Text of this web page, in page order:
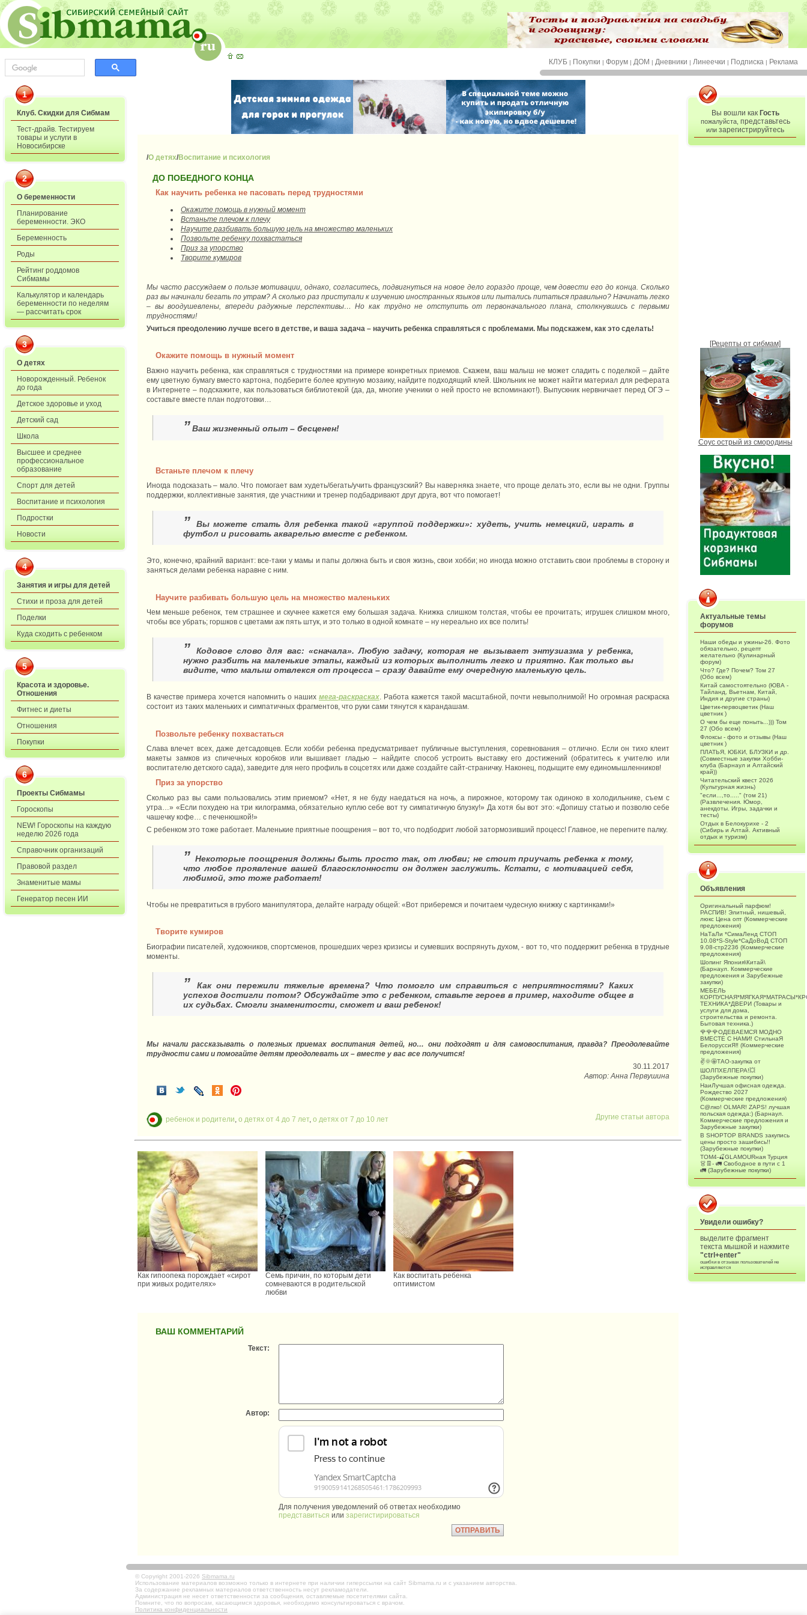
КЛУБ | Покупки | Форум | ДОМ | Дневники | Линеечки | Подписка | Реклама
1
Клуб. Скидки для Сибмам
Тест-драйв. Тестируем
товары и услуги в
Новосибирске
2
О беременности
Планирование
беременности. ЭКО
Беременность
Роды
Рейтинг роддомов
Сибмамы
Калькулятор и календарь
беременности по неделям
— рассчитать срок
3
О детях
Новорожденный. Ребенок
до года
Детское здоровье и уход
Детский сад
Школа
Высшее и среднее
профессиональное
образование
Спорт для детей
Воспитание и психология
Подростки
Новости
4
Занятия и игры для детей
Стихи и проза для детей
Поделки
Куда сходить с ребенком
5
Красота и здоровье.
Отношения
Фитнес и диеты
Отношения
Покупки
6
Проекты Сибмамы
Гороскопы
NEW! Гороскопы на каждую
неделю 2026 года
Справочник организаций
Правовой раздел
Знаменитые мамы
Генератор песен ИИ
/О детях/Воспитание и психология
ДО ПОБЕДНОГО КОНЦА
Как научить ребенка не пасовать перед трудностями
Окажите помощь в нужный момент
Встаньте плечом к плечу
Научите разбивать большую цель на множество маленьких
Позвольте ребенку похвастаться
Приз за упорство
Творите кумиров
Мы часто рассуждаем о пользе мотивации, однако, согласитесь, подвигнуться на новое дело гораздо проще, чем довести его до конца. Сколько
раз вы начинали бегать по утрам? А сколько раз приступали к изучению иностранных языков или пытались питаться правильно? Начинать легко
– вы воодушевлены, впереди радужные перспективы… Но как трудно не отступить от первоначального плана, столкнувшись с первыми
трудностями!
Учиться преодолению лучше всего в детстве, и ваша задача – научить ребенка справляться с проблемами. Мы подскажем, как это сделать!
Окажите помощь в нужный момент
Важно научить ребенка, как справляться с трудностями на примере конкретных приемов. Скажем, ваш малыш не может сладить с поделкой – дайте
ему цветную бумагу вместо картона, подберите более крупную мозаику, найдите подходящий клей. Школьник не может найти материал для реферата
в Интернете – подскажите, как пользоваться библиотекой (да, да, многие ученики о ней просто не вспоминают!). Выпускник нервничает перед ОГЭ –
составьте вместе план подготовки…
”Ваш жизненный опыт – бесценен!
Встаньте плечом к плечу
Иногда подсказать – мало. Что помогает вам худеть/бегать/учить французский? Вы наверняка знаете, что проще делать это, если вы не одни. Группы
поддержки, коллективные занятия, где участники и тренер подбадривают друг друга, вот что помогает!
”
Вы можете стать для ребенка такой «группой поддержки»: худеть, учить немецкий, играть в
футбол и рисовать акварелью вместе с ребенком.
Это, конечно, крайний вариант: все-таки у мамы и папы должна быть и своя жизнь, свои хобби; но иногда можно отставить свои проблемы в сторону и
заняться делами ребенка наравне с ним.
Научите разбивать большую цель на множество маленьких
Чем меньше ребенок, тем страшнее и скучнее кажется ему большая задача. Книжка слишком толстая, чтобы ее прочитать; игрушек слишком много,
чтобы все убрать; горшков с цветами аж пять штук, и это только в одной комнате – ну нереально их все полить!
”Кодовое слово для вас: «сначала». Любую задачу, которая не вызывает энтузиазма у ребенка,
нужно разбить на маленькие этапы, каждый из которых выполнить легко и приятно. Как только вы
видите, что малыш отвлекся от процесса – сразу давайте ему очередную маленькую цель.
В качестве примера хочется напомнить о наших мега-раскрасках. Работа кажется такой масштабной, почти невыполнимой! Но огромная раскраска
состоит из таких маленьких и симпатичных фрагментов, что руки сами тянутся к карандашам.
Позвольте ребенку похвастаться
Слава влечет всех, даже детсадовцев. Если хобби ребенка предусматривает публичные выступления, соревнования – отлично. Если он тихо клеит
макеты замков из спичечных коробков или вышивает гладью – найдите способ устроить выставку его достижений (обратитесь к учителю или
воспитателю детского сада), заведите для него профиль в соцсетях или даже создайте сайт-страничку. Наконец, подыщите ему единомышленников!
Приз за упорство
Сколько раз вы сами пользовались этим приемом? «Нет, я не буду наедаться на ночь, а пирожное, которому так одиноко в холодильнике, съем с
утра…» «Если похудею на три килограмма, обязательно куплю себе вот ту симпатичную блузку!» Да хотя бы вот это: «Допишу статью и позволю себе
чашечку кофе… с печенюшкой!»
С ребенком это тоже работает. Маленькие приятные поощрения – вот то, что подбодрит любой затормозивший процесс! Главное, не перегните палку.
” Некоторые поощрения должны быть просто так, от любви; не стоит приучать ребенка к тому,
что любое проявление вашей благосклонности он должен заслужить. Кстати, с мотивацией себя,
любимой, это тоже работает!
Чтобы не превратиться в грубого манипулятора, делайте награду общей: «Вот приберемся и почитаем чудесную книжку с картинками!»
Творите кумиров
Биографии писателей, художников, спортсменов, прошедших через кризисы и сумевших воспрянуть духом, - вот то, что поддержит ребенка в трудные
моменты.
”
Как они пережили тяжелые времена? Что помогло им справиться с неприятностями? Каких
успехов достигли потом? Обсуждайте это с ребенком, ставьте героев в пример, находите общее в
их судьбах. Смогли знаменитости, сможет и ваш ребенок!
Мы начали рассказывать о полезных приемах воспитания детей, но… они подходят и для самовоспитания, правда? Преодолевайте
трудности сами и помогайте детям преодолевать их – вместе у вас все получится!
30.11.2017
Автор: Анна Первушина
ребенок и родители о детях от 4 до 7 лет, о детях от 7 до 10 лет Другие статьи автора
Как гипоопека порождает «сирот
при живых родителях»
Семь причин, по которым дети
сомневаются в родительской
любви
Как воспитать ребенка
оптимистом
ВАШ КОММЕНТАРИЙ
Текст:
Автор:
Для получения уведомлений об ответах необходимо
представиться или зарегистирироваться
Вы вошли как Гость
пожалуйста, представьтесь
или зарегистрируйтесь
[Рецепты от сибмам]
Соус острый из смородины
Актуальные темы
форумов
Наши обеды и ужины-26. Фото
обязательно, рецепт
желательно (Кулинарный
форум)
Что? Где? Почем? Том 27
(Обо всем)
Китай самостоятельно (ЮВА -
Тайланд, Вьетнам, Китай,
Индия и другие страны)
Цветик-первоцветик (Наш
цветник )
О чем бы еще поныть...))) Том
27 (Обо всем)
Флоксы - фото и отзывы (Наш
цветник )
ПЛАТЬЯ, ЮБКИ, БЛУЗКИ и др.
(Совместные закупки Хобби-
клуба (Барнаул и Алтайский
край))
Читательский квест 2026
(Культурная жизнь)
"если...,то....." (том 21)
(Развлечения. Юмор,
анекдоты. Игры, задачки и
тесты)
Отдых в Белокурихе - 2
(Сибирь и Алтай. Активный
отдых и туризм)
Объявления
Оригинальный парфюм!
РАСПИВ! Элитный, нишевый,
люкс Цена опт (Коммерческие
предложения)
НаТаЛи *СимаЛенд СТОП
10.08*S-Style*СаДоВоД СТОП
9.08-стр2236 (Коммерческие
предложения)
Шопинг Япония\Китай\
(Барнаул. Коммерческие
предложения и Зарубежные
закупки)
МЕБЕЛЬ
ТЕХНИКА*ДВЕРИ (Товары и
услуги для дома,
строительства и ремонта.
Бытовая техника.)
🌹🌹🌹ОДЕВАЕМСЯ МОДНО
ВМЕСТЕ С НАМИ! СтильнаЯ
БелоруссиЯ‼ (Коммерческие
предложения)
✌️🌞🤩ТАО-закупка от
ШОЛПХЕЛПЕРА!💥
(Зарубежные покупки)
НаиЛучшая офисная одежда.
Рождество 2027
(Коммерческие предложения)
С@лко! OLMAR! ZAPS! лучшая
польская одежда:) (Барнаул.
Коммерческие предложения и
Зарубежные закупки)
В SHOPTOP BRANDS закупись
цены просто зашибись!!
(Зарубежные покупки)
ТОМ4-🍒GLAMOURная Турция
👗👖- 🚛 Свободное в пути с 1
🚛 (Зарубежные покупки)
Увидели ошибку?
выделите фрагмент
текста мышкой и нажмите
"ctrl+enter"
ошибки в отзывах пользователей не
исправляются
© Copyright 2001-2026 Sibmama.ru
Использование материалов возможно только в интернете при наличии гиперссылки на сайт Sibmama.ru и с указанием авторства.
За содержание рекламных материалов ответственность несут рекламодатели.
Администрация не несет ответственности за сообщения, оставляемые посетителями сайта.
Помните, что по вопросам, касающимся здоровья, необходимо консультироваться с врачом.
Политика конфиденциальности